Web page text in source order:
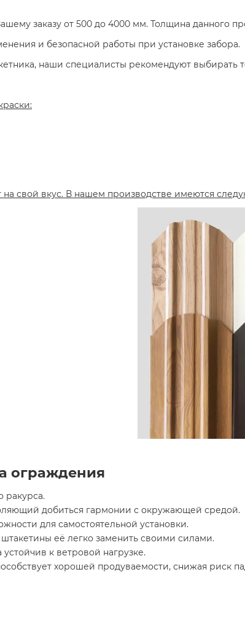
заказу от 500 до 4000 мм. Толщина данного
и безопасной работы при установке забора.
наши специалисты рекомендуют выбирать
на свой вкус. В нашем производстве имеются
ограждения
ракурса.
добиться гармонии с окружающей средой.
для самостоятельной установки.
её легко заменить своими силами.
к ветровой нагрузке.
хорошей продуваемости, снижая риск